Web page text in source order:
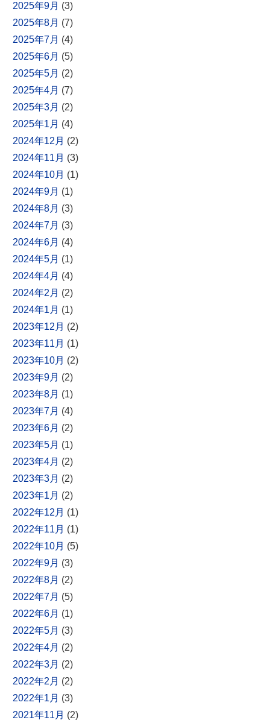
2025年9月 (3)
2025年8月 (7)
2025年7月 (4)
2025年6月 (5)
2025年5月 (2)
2025年4月 (7)
2025年3月 (2)
2025年1月 (4)
2024年12月 (2)
2024年11月 (3)
2024年10月 (1)
2024年9月 (1)
2024年8月 (3)
2024年7月 (3)
2024年6月 (4)
2024年5月 (1)
2024年4月 (4)
2024年2月 (2)
2024年1月 (1)
2023年12月 (2)
2023年11月 (1)
2023年10月 (2)
2023年9月 (2)
2023年8月 (1)
2023年7月 (4)
2023年6月 (2)
2023年5月 (1)
2023年4月 (2)
2023年3月 (2)
2023年1月 (2)
2022年12月 (1)
2022年11月 (1)
2022年10月 (5)
2022年9月 (3)
2022年8月 (2)
2022年7月 (5)
2022年6月 (1)
2022年5月 (3)
2022年4月 (2)
2022年3月 (2)
2022年2月 (2)
2022年1月 (3)
2021年11月 (2)